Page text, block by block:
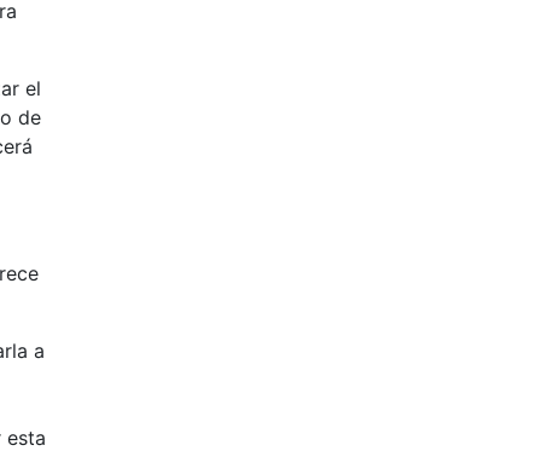
el
de
a
esta